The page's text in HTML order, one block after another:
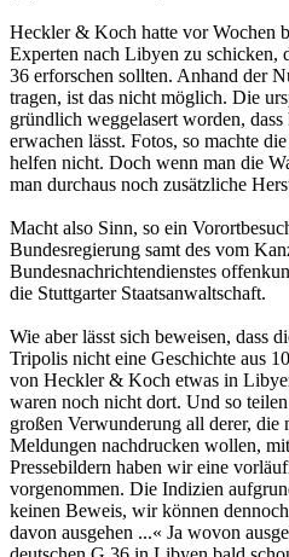
Heckler & Koch hatte vor Wochen
Experten nach Libyen zu schicken,
36 erforschen sollten. Anhand der
tragen, ist das nicht möglich. Die
gründlich weggelasert worden,
erwachen lässt. Fotos, so machte
helfen nicht. Doch wenn man die
man durchaus noch zusätzliche
Macht also Sinn, so ein
Bundesregierung samt des vom
Bundesnachrichtendienstes
die Stuttgarter Staatsanwaltschaft.
Wie aber lässt sich beweisen, dass
Tripolis nicht eine Geschichte aus
von Heckler & Koch etwas in
waren noch nicht dort. Und so
großen Verwunderung all derer,
Meldungen nachdrucken wollen,
Pressebildern haben wir eine
vorgenommen. Die Indizien
keinen Beweis, wir können
davon ausgehen ...« Ja wovon